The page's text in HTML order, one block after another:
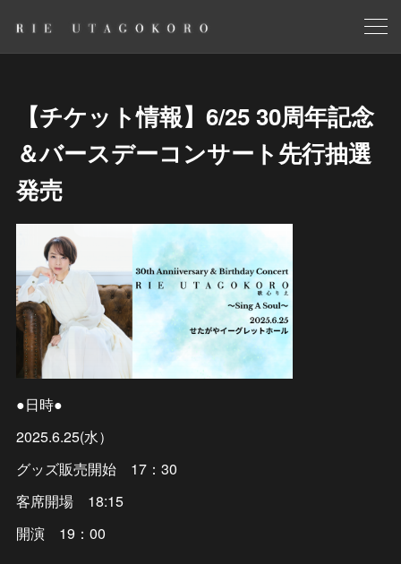
【チケット情報】6/25 30周年記念
＆バースデーコンサート先行抽選
発売
●日時●
2025.6.25(水）
グッズ販売開始 17：30
客席開場 18:15
開演 19：00